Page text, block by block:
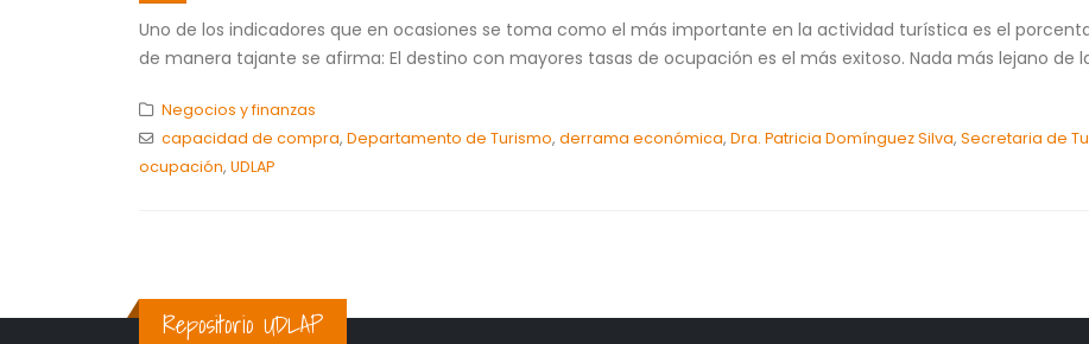
Uno de los indicadores que en ocasiones se toma como el más importante en la actividad turística es el
de manera tajante se afirma: El destino con mayores tasas de ocupación es el más exitoso. Nada más lejano de
Negocios y finanzas
capacidad de compra, Departamento de Turismo, derrama económica, Dra. Patricia Domínguez Silva, Secretaria de
ocupación, UDLAP
Repositorio UDLAP